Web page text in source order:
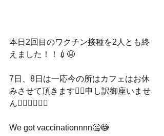
本日2回目のワクチン接種を2人とも終
えました！！💉😬
7日、8日は一応今の所はカフェはお休
みさせて頂きます🙇‍♀️申し訳御座いませ
ん🙇‍♀️🙇‍♀️🙇‍♀️
We got vaccinationnnn🥶😳